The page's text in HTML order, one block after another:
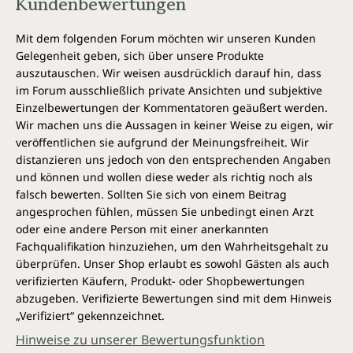
auch in Fisch. Austern, sind extrem reich an Zink.
Hülsenfrüchte, Nüsse und Samen und ganz
besonders Kürbiskerne.
Selen ist ein weiteres essenzielles Spurenelement,
das sich in Meeresfrüchten, besonders in Thunfisch
und Garnelen, in Innereien wie Leber, in Fleisch und
Geflügel, in Eiern, Nüssen, insbesondere in
Paranüssen, die zu den reichsten natürlichen Quellen
für Selen gehören, und in Vollkornbrot findet.
Warum dennoch mit Prosta* Komplex
forte ergänzen?
Das Bewusstsein für die Nahrungsquellen dieser
Nährstoffe kann dabei helfen, eine ausgewogene
Ernährung zu planen, um den täglichen Bedarf zu
decken. Jedoch kann es bei unseren heutigen
Ernährungsgewohnheiten und unserem modernen
Lebensstil herausfordernd sein, genug von diesen
Mit dem folgenden Forum möchten wir unseren Kunden
Gelegenheit geben, sich über unsere Produkte
auszutauschen. Wir weisen ausdrücklich darauf hin, dass
im Forum ausschließlich private Ansichten und subjektive
Einzelbewertungen der Kommentatoren geäußert werden.
Wir machen uns die Aussagen in keiner Weise zu eigen, wir
veröffentlichen sie aufgrund der Meinungsfreiheit. Wir
distanzieren uns jedoch von den entsprechenden Angaben
und können und wollen diese weder als richtig noch als
falsch bewerten. Sollten Sie sich von einem Beitrag
angesprochen fühlen, müssen Sie unbedingt einen Arzt
oder eine andere Person mit einer anerkannten
Fachqualifikation hinzuziehen, um den Wahrheitsgehalt zu
überprüfen. Unser Shop erlaubt es sowohl Gästen als auch
verifizierten Käufern, Produkt- oder Shopbewertungen
abzugeben. Verifizierte Bewertungen sind mit dem Hinweis
„Verifiziert“ gekennzeichnet.
Hinweise zu unserer Bewertungsfunktion